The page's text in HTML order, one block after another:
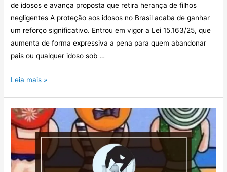
de idosos e avança proposta que retira herança de filhos
negligentes A proteção aos idosos no Brasil acaba de ganhar
um reforço significativo. Entrou em vigor a Lei 15.163/25, que
aumenta de forma expressiva a pena para quem abandonar
pais ou qualquer idoso sob …
Leia mais »